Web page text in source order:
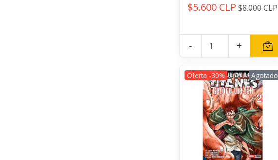
$5.600 CLP $8.000 CLP
- +
Oferta -30% Agotado